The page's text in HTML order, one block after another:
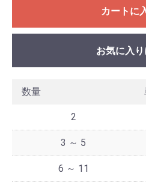
カートに
お気に入
数量
2
3 ～ 5
6 ～ 11